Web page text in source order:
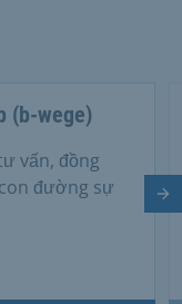
(b-wege)
vấn, đồng
đường sự